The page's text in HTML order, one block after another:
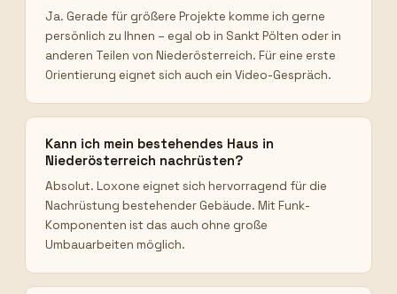
Ja. Gerade für größere Projekte komme ich gerne
persönlich zu Ihnen – egal ob in Sankt Pölten oder in
anderen Teilen von Niederösterreich. Für eine erste
Orientierung eignet sich auch ein Video-Gespräch.
Kann ich mein bestehendes Haus in
Niederösterreich nachrüsten?
Absolut. Loxone eignet sich hervorragend für die
Nachrüstung bestehender Gebäude. Mit Funk-
Komponenten ist das auch ohne große
Umbauarbeiten möglich.